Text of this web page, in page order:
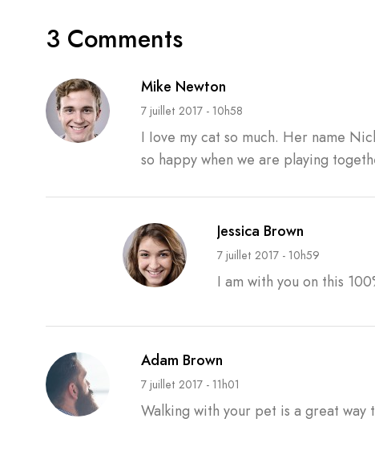
3 Comments
Mike Newton
7 juillet 2017 - 10h58
I Iove my cat so much. Her name
so happy when we are playing
Jessica Brown
7 juillet 2017 - 10h59
I am with you on this
Adam Brown
7 juillet 2017 - 11h01
Walking with your pet is a great way